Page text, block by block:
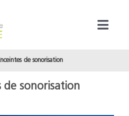
de sonorisation
de sonorisation